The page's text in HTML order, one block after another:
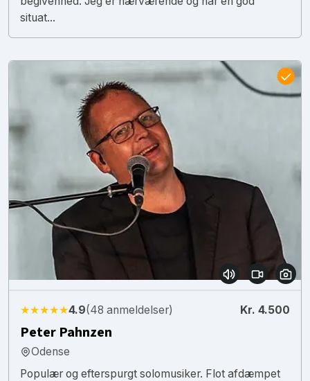
situat...
★★★★★4.9(48 anmeldelser) Kr. 4.500
Peter Pahnzen
Odense
Populær og efterspurgt solomusiker. Flot afdæmpet